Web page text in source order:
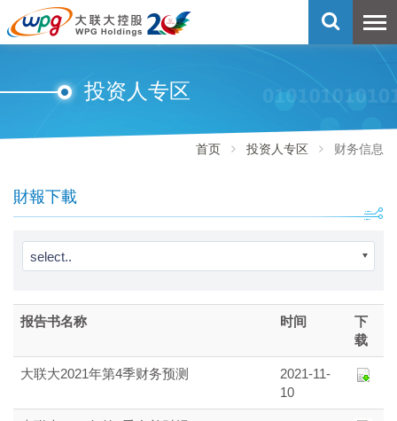
投资人专区
首页 投资人专区 财务信息
財報下載
select..
报告书名称 时间
下
载
大联大2021年第4季财务预测
2021-11-
10